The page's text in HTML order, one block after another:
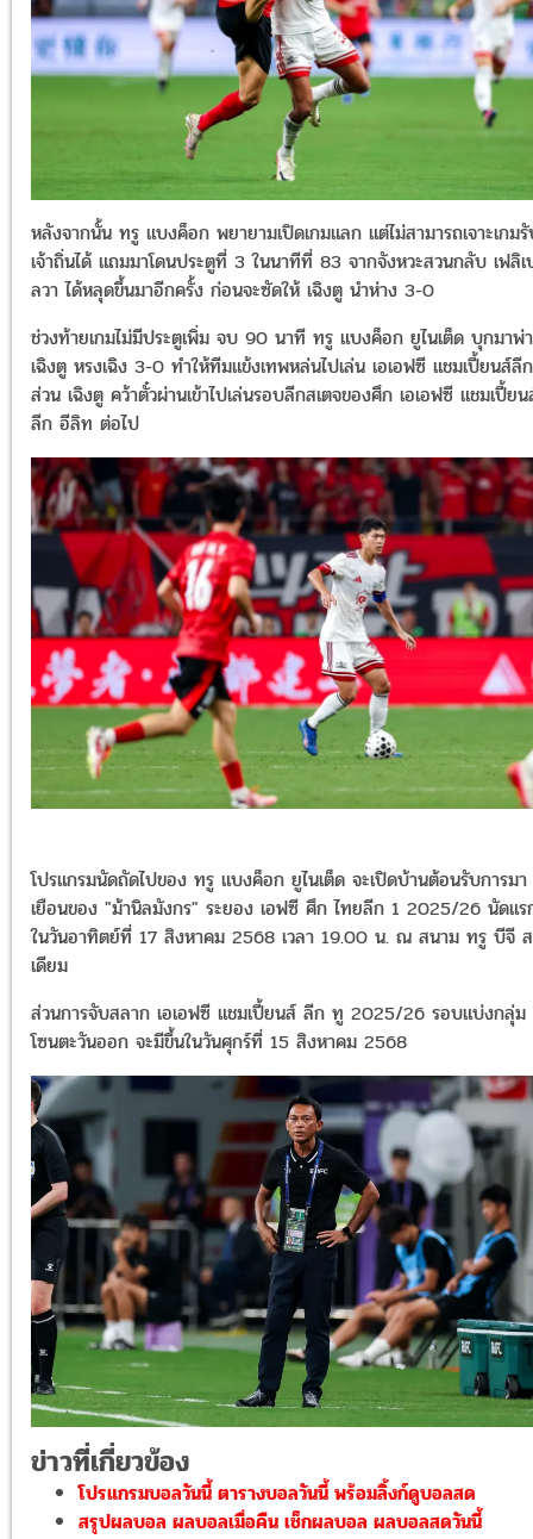
หลังจากนั้น ทรู แบงค็อก พยายามเปิดเกมแลก แต่ไม่สามารถเจาะเกม
เจ้าถิ่นได้ แถมมาโดนประตูที่ 3 ในนาทีที่ 83 จากจังหวะสวนกลับ เฟลิ
ลวา ได้หลุดขึ้นมาอีกครั้ง ก่อนจะซัดให้ เฉิงตู นำห่าง 3-0
ช่วงท้ายเกมไม่มีประตูเพิ่ม จบ 90 นาที ทรู แบงค็อก ยูไนเต็ด บุกมาพ่
เฉิงตู หรงเฉิง 3-0 ทำให้ทีมแข้งเทพหล่นไปเล่น เอเอฟซี แชมเปี้ยนส์ลี
ส่วน เฉิงตู คว้าตั๋วผ่านเข้าไปเล่นรอบลีกสเตจของศึก เอเอฟซี แชมเปี้ย
ลีก อีลิท ต่อไป
โปรแกรมนัดถัดไปของ ทรู แบงค็อก ยูไนเต็ด จะเปิดบ้านต้อนรับการมา
เยือนของ "ม้านิลมังกร" ระยอง เอฟซี ศึก ไทยลีก 1 2025/26 นัดแร
ในวันอาทิตย์ที่ 17 สิงหาคม 2568 เวลา 19.00 น. ณ สนาม ทรู​ บีจี ส
เดียม
ส่วนการจับสลาก เอเอฟซี แชมเปี้ยนส์ ลีก ทู 2025/26 รอบแบ่งกลุ่ม
โซนตะวันออก จะมีขึ้นในวันศุกร์ที่ 15 สิงหาคม 2568
ข่าวที่เกี่ยวข้อง
โปรแกรมบอลวันนี้ ตารางบอลวันนี้ พร้อมลิ้งก์ดูบอลสด
สรุปผลบอล ผลบอลเมื่อคืน เช็กผลบอล ผลบอลสดวันนี้